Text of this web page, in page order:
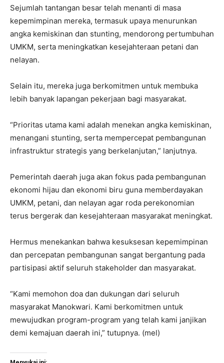
Sejumlah tantangan besar telah menanti di masa
kepemimpinan mereka, termasuk upaya menurunkan
angka kemiskinan dan stunting, mendorong pertumbuhan
UMKM, serta meningkatkan kesejahteraan petani dan
nelayan.
Selain itu, mereka juga berkomitmen untuk membuka
lebih banyak lapangan pekerjaan bagi masyarakat.
“Prioritas utama kami adalah menekan angka kemiskinan,
menangani stunting, serta mempercepat pembangunan
infrastruktur strategis yang berkelanjutan,” lanjutnya.
Pemerintah daerah juga akan fokus pada pembangunan
ekonomi hijau dan ekonomi biru guna memberdayakan
UMKM, petani, dan nelayan agar roda perekonomian
terus bergerak dan kesejahteraan masyarakat meningkat.
Hermus menekankan bahwa kesuksesan kepemimpinan
dan percepatan pembangunan sangat bergantung pada
partisipasi aktif seluruh stakeholder dan masyarakat.
“Kami memohon doa dan dukungan dari seluruh
masyarakat Manokwari. Kami berkomitmen untuk
mewujudkan program-program yang telah kami janjikan
demi kemajuan daerah ini,” tutupnya. (mel)